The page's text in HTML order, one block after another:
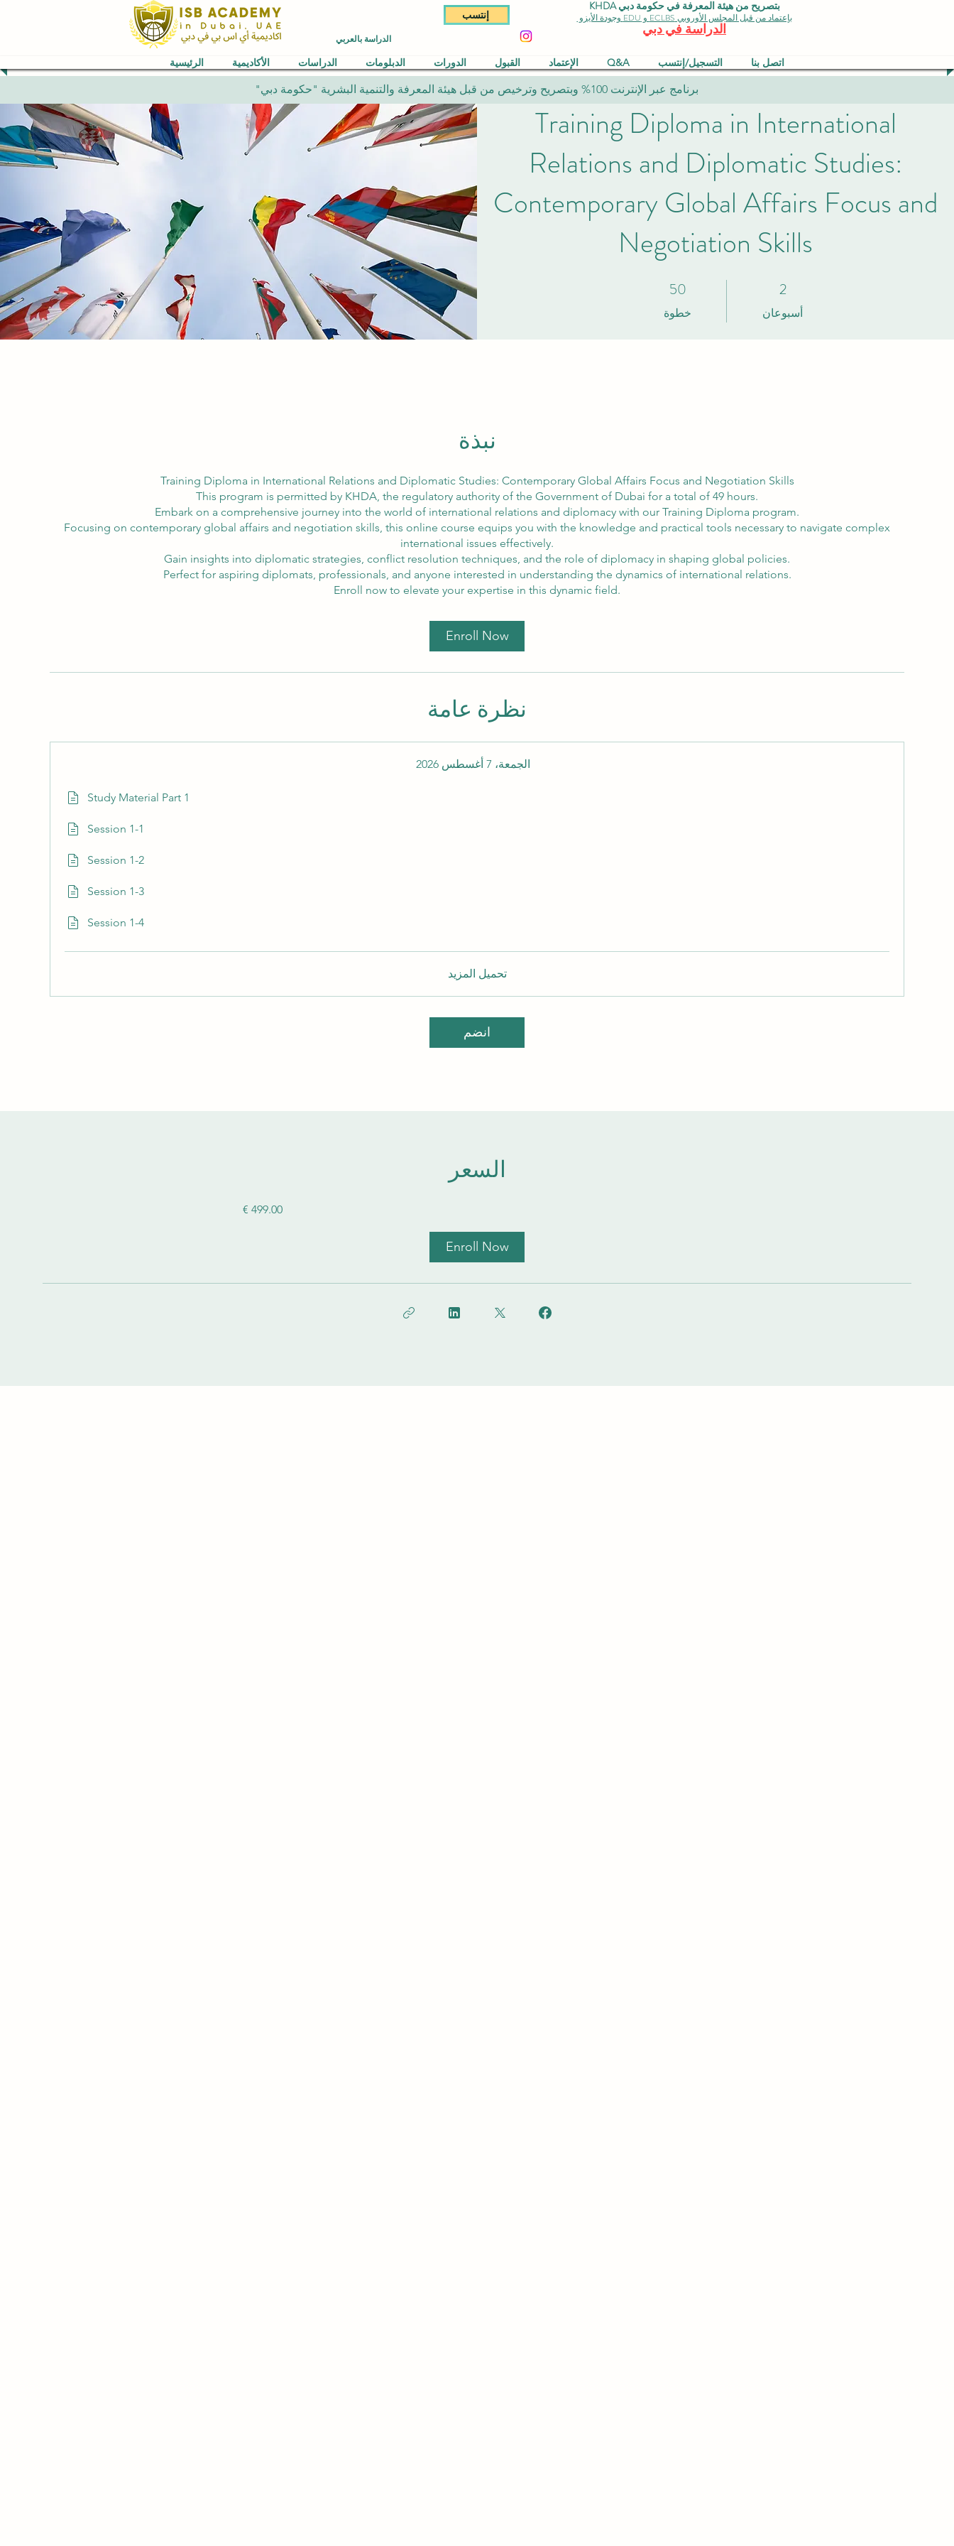
إنتسب
الدراسة بالعربي
بتصريح من هيئة المعرفة في حكومة دبي KHDA
بإعتماد من قبل المجلس الأوروبي ECLBS و EDU وجودة الأيزو
الدراسة في دبي
الرئيسية الأكاديمية الدراسات الدبلومات الدورات القبول الإعتماد Q&A التسجيل/إنتسب اتصل بنا
برنامج عبر الإنترنت 100% وبتصريح وترخيص من قبل هيئة المعرفة والتنمية البشرية "حكومة دبي"
Training Diploma in International
Relations and Diplomatic Studies:
Contemporary Global Affairs Focus and
Negotiation Skills
2
أسبوعان
50
خطوة
50 خطوة
نبذة
Training Diploma in International Relations and Diplomatic Studies: Contemporary Global Affairs Focus and Negotiation Skills
This program is permitted by KHDA, the regulatory authority of the Government of Dubai for a total of 49 hours.
Embark on a comprehensive journey into the world of international relations and diplomacy with our Training Diploma program.
Focusing on contemporary global affairs and negotiation skills, this online course equips you with the knowledge and practical tools necessary to navigate complex
international issues effectively.
Gain insights into diplomatic strategies, conflict resolution techniques, and the role of diplomacy in shaping global policies.
Perfect for aspiring diplomats, professionals, and anyone interested in understanding the dynamics of international relations.
Enroll now to elevate your expertise in this dynamic field.
Enroll Now
نظرة عامة
الجمعة، 7 أغسطس 2026
Study Material Part 1
Session 1-1
Session 1-2
Session 1-3
Session 1-4
تحميل المزيد
انضم
السعر
Enroll Now